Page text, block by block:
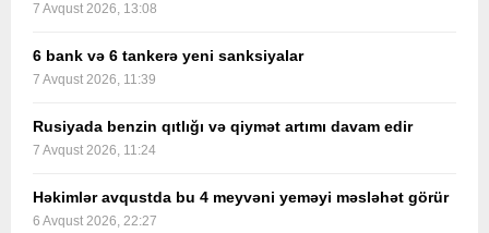
7 Avqust 2026, 13:08
6 bank və 6 tankerə yeni sanksiyalar
7 Avqust 2026, 11:39
Rusiyada benzin qıtlığı və qiymət artımı davam edir
7 Avqust 2026, 11:24
Həkimlər avqustda bu 4 meyvəni yeməyi məsləhət görür
6 Avqust 2026, 22:27